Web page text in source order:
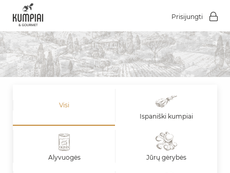
Prisijungti
Visi
Ispaniški kumpiai
Alyvuogės Jūrų gėrybės